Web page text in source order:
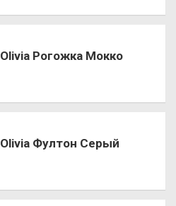
Рогожка Мокко
Фултон Серый